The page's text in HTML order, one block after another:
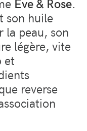
son huile
la peau, son
légère, vite
et
reverse